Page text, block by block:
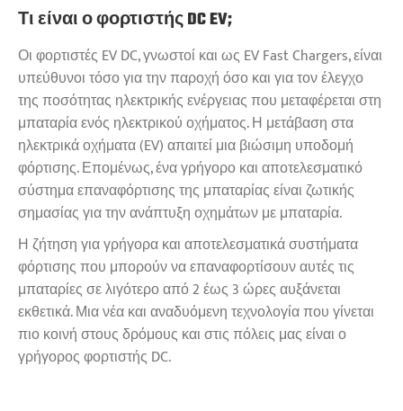
Τι είναι ο φορτιστής DC EV;
Οι φορτιστές EV DC, γνωστοί και ως EV Fast Chargers, είναι
υπεύθυνοι τόσο για την παροχή όσο και για τον έλεγχο
της ποσότητας ηλεκτρικής ενέργειας που μεταφέρεται στη
μπαταρία ενός ηλεκτρικού οχήματος. Η μετάβαση στα
ηλεκτρικά οχήματα (EV) απαιτεί μια βιώσιμη υποδομή
φόρτισης. Επομένως, ένα γρήγορο και αποτελεσματικό
σύστημα επαναφόρτισης της μπαταρίας είναι ζωτικής
σημασίας για την ανάπτυξη οχημάτων με μπαταρία.
Η ζήτηση για γρήγορα και αποτελεσματικά συστήματα
φόρτισης που μπορούν να επαναφορτίσουν αυτές τις
μπαταρίες σε λιγότερο από 2 έως 3 ώρες αυξάνεται
εκθετικά. Μια νέα και αναδυόμενη τεχνολογία που γίνεται
πιο κοινή στους δρόμους και στις πόλεις μας είναι ο
γρήγορος φορτιστής DC.